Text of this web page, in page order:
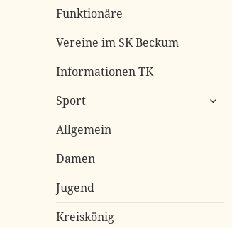
Funk­tio­nä­re
Ver­ei­ne im SK Beckum
Infor­ma­tio­nen TK
Sport
All­ge­mein
Damen
Jugend
Kreis­kö­nig